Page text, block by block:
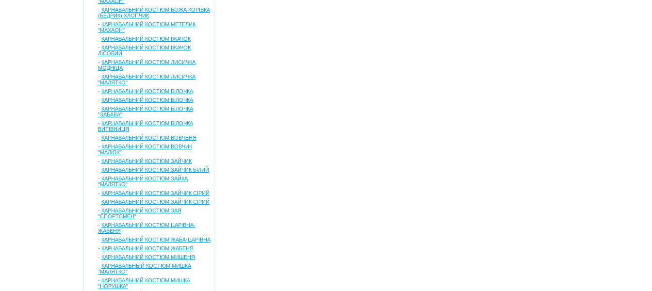
- КАРНАВАЛЬНИЙ КОСТЮМ БОЖА КОРІВКА
(БЕДРИК) ХЛОПЧИК
- КАРНАВАЛЬНИЙ КОСТЮМ МЕТЕЛИК
"МАХАОН"
- КАРНАВАЛЬНИЙ КОСТЮМ ЇЖАЧОК
- КАРНАВАЛЬНИЙ КОСТЮМ ЇЖАЧОК
ЛІСОВИЙ
- КАРНАВАЛЬНИЙ КОСТЮМ ЛИСИЧКА
МОДНІЦА
- КАРНАВАЛЬНИЙ КОСТЮМ ЛИСИЧКА
"МАЛЯТКО"
- КАРНАВАЛЬНИЙ КОСТЮМ БІЛОЧКА
- КАРНАВАЛЬНИЙ КОСТЮМ БІЛОЧКА
- КАРНАВАЛЬНИЙ КОСТЮМ БІЛОЧКА
"ЗАБАВА"
- КАРНАВАЛЬНИЙ КОСТЮМ БІЛОЧКА
ВИТІВНИЦЯ
- КАРНАВАЛЬНИЙ КОСТЮМ ВОВЧЕНЯ
- КАРНАВАЛЬНИЙ КОСТЮМ ВОВЧИК
"МАЛЮК"
- КАРНАВАЛЬНИЙ КОСТЮМ ЗАЙЧИК
- КАРНАВАЛЬНИЙ КОСТЮМ ЗАЙЧИК БІЛИЙ
- КАРНАВАЛЬНИЙ КОСТЮМ ЗАЙКА
"МАЛЯТКО"
- КАРНАВАЛЬНИЙ КОСТЮМ ЗАЙЧИК СІРИЙ
- КАРНАВАЛЬНИЙ КОСТЮМ ЗАЙЧИК СІРИЙ
- КАРНАВАЛЬНИЙ КОСТЮМ ЗАЯ
"СПОРТСМЕН"
- КАРНАВАЛЬНИЙ КОСТЮМ ЦАРІВНА-
ЖАБЕНЯ
- КАРНАВАЛЬНИЙ КОСТЮМ ЖАБА-ЦАРІВНА
- КАРНАВАЛЬНИЙ КОСТЮМ ЖАБЕНЯ
- КАРНАВАЛЬНИЙ КОСТЮМ МИШЕНЯ
- КАРНАВАЛЬНЫЙ КОСТЮМ МИШКА
"МАЛЯТКО"
- КАРНАВАЛЬНИЙ КОСТЮМ МИШКА
"НОРУШКА"